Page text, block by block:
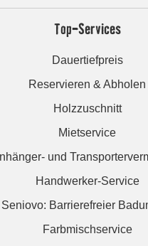
Top-Services
Dauertiefpreis
Reservieren & Abholen
Holzzuschnitt
Mietservice
und
Handwerker-Service
Seniovo: Barrierefreier
Farbmischservice